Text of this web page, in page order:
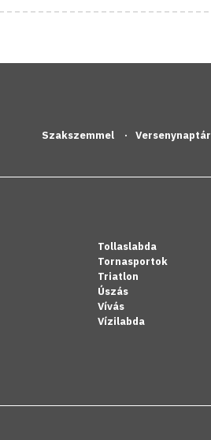
Szakszemmel Versenynaptár
Tollaslabda
Tornasportok
Triatlon
Úszás
Vívás
Vízilabda